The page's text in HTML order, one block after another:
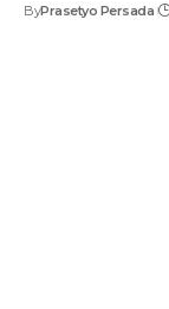
ByPrasetyo Persada